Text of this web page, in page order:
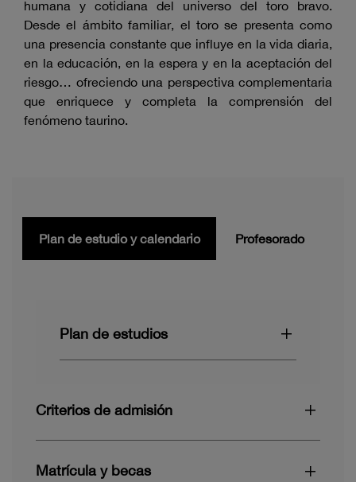
humana y cotidiana del universo del toro bravo.
Desde el ámbito familiar, el toro se presenta como
una presencia constante que influye en la vida diaria,
en la educación, en la espera y en la aceptación del
riesgo… ofreciendo una perspectiva complementaria
que enriquece y completa la comprensión del
fenómeno taurino.
Plan de estudio y calendario Profesorado
Plan de estudios
Criterios de admisión
Matrícula y becas